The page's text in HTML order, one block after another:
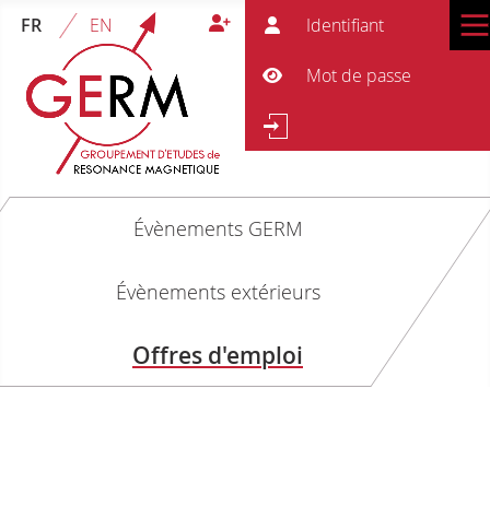
FR EN
Évènements GERM
Évènements extérieurs
Offres d'emploi